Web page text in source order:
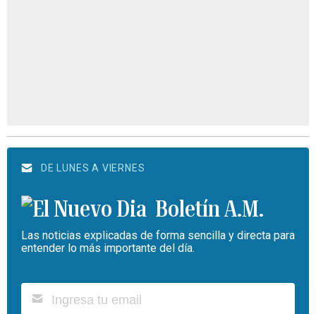
DE LUNES A VIERNES
Boletín A.M.
Las noticias explicadas de forma sencilla y directa para
entender lo más importante del día.